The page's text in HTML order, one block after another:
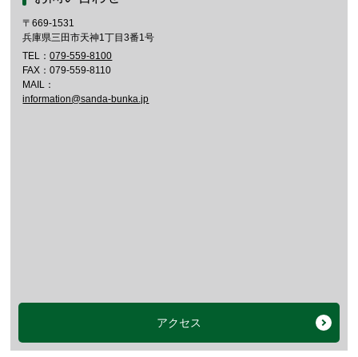
〒669-1531
兵庫県三田市天神1丁目3番1号
TEL：079-559-8100
FAX：079-559-8110
MAIL：
information@sanda-bunka.jp
アクセス